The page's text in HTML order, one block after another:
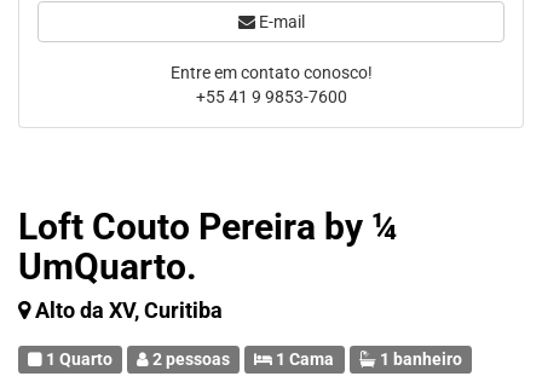
Loft Couto Pereira by ¼
UmQuarto.
Alto da XV, Curitiba
1 Quarto 2 pessoas 1 Cama 1 banheiro
E-mail
Entre em contato conosco!
+55 41 9 9853-7600